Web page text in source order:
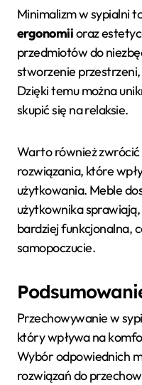
Minimalizm w sypialni
ergonomiioraz
przedmiotów do
stworzenie
Dzięki temu można
skupić się na relaksie.
Warto również
rozwiązania, które
użytkowania. Meble
użytkownika
bardziej funkcjonalna,
samopoczucie.
Przechowywanie w
który wpływa na
Wybór odpowiednich
rozwiązań do